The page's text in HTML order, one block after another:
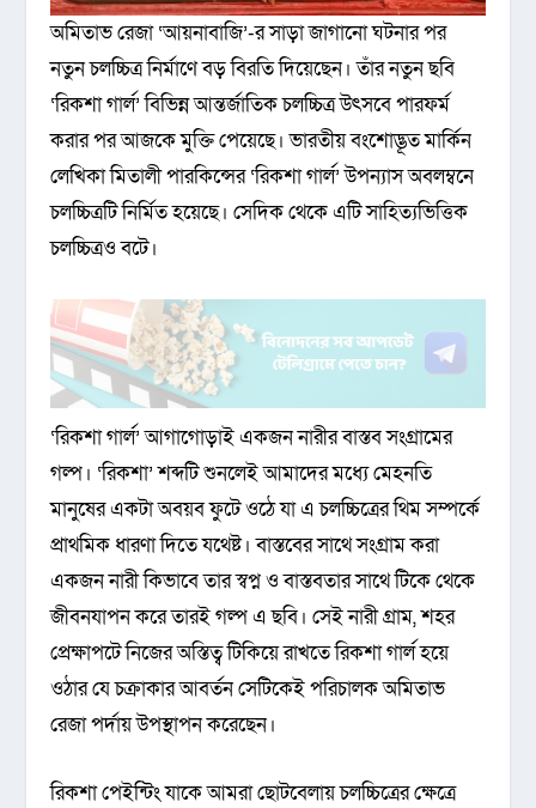
অমিতাভ রেজা ‘আয়নাবাজি’-র সাড়া জাগানো ঘটনার পর
নতুন চলচ্চিত্র নির্মাণে বড় বিরতি দিয়েছেন। তাঁর নতুন ছবি
‘রিকশা গার্ল’ বিভিন্ন আন্তর্জাতিক চলচ্চিত্র উৎসবে পারফর্ম
করার পর আজকে মুক্তি পেয়েছে। ভারতীয় বংশোদ্ভূত মার্কিন
লেখিকা মিতালী পারকিন্সের ‘রিকশা গার্ল’ উপন্যাস অবলম্বনে
চলচ্চিত্রটি নির্মিত হয়েছে। সেদিক থেকে এটি সাহিত্যভিত্তিক
চলচ্চিত্রও বটে।
‘রিকশা গার্ল’ আগাগোড়াই একজন নারীর বাস্তব সংগ্রামের
গল্প। ‘রিকশা’ শব্দটি শুনলেই আমাদের মধ্যে মেহনতি
মানুষের একটা অবয়ব ফুটে ওঠে যা এ চলচ্চিত্রের থিম সম্পর্কে
প্রাথমিক ধারণা দিতে যথেষ্ট। বাস্তবের সাথে সংগ্রাম করা
একজন নারী কিভাবে তার স্বপ্ন ও বাস্তবতার সাথে টিকে থেকে
জীবনযাপন করে তারই গল্প এ ছবি। সেই নারী গ্রাম, শহর
প্রেক্ষাপটে নিজের অস্তিত্ব টিকিয়ে রাখতে রিকশা গার্ল হয়ে
ওঠার যে চক্রাকার আবর্তন সেটিকেই পরিচালক অমিতাভ
রেজা পর্দায় উপস্থাপন করেছেন।
রিকশা পেইন্টিং যাকে আমরা ছোটবেলায় চলচ্চিত্রের ক্ষেত্রে